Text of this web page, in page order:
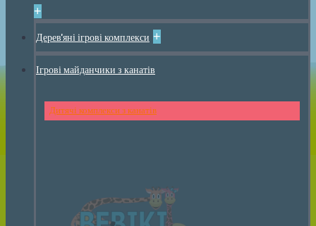
+
Дерев'яні ігрові комплекси +
Ігрові майданчики з канатів
Дитячі комплекси з канатів